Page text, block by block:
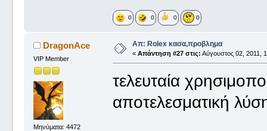
0 0 0 0
DragonAce
VIP Member
Μηνύματα: 4472
Απ: Rolex κασα,προβλημα
« Απάντηση #27 στις: Αύγουστος 02, 2011,
τελευταία
αποτελεσματική